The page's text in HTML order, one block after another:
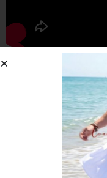
Ideal para esta temporada.